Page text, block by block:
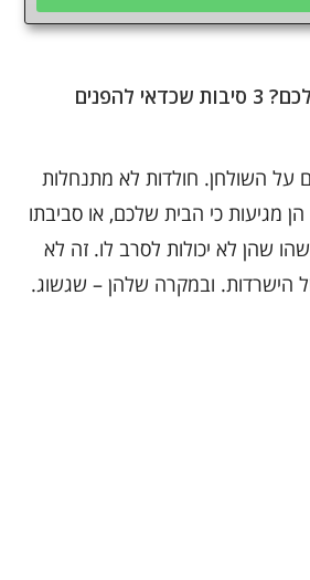
למה דווקא הבית שלכם? 3 סיבות שכדאי להפנים
על השולחן. חולדות לא מתנחלות
מגיעות כי הבית שלכם, או סביבתו
שהן לא יכולות לסרב לו. זה לא
של הישרדות. ובמקרה שלהן – שגשוג.